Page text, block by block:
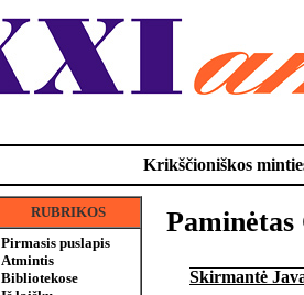
Krikščioniškos
RUBRIKOS
Pirmasis puslapis
Atmintis
Bibliotekose
Skirmantė